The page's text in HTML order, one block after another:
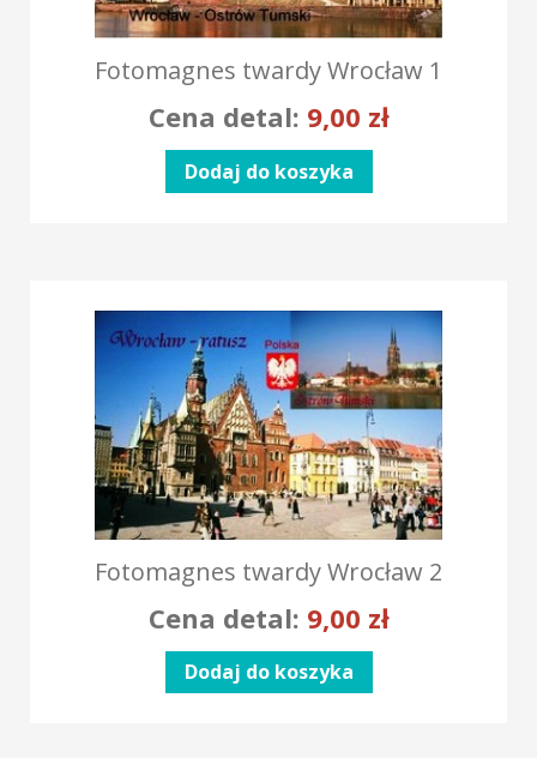
Fotomagnes twardy Wrocław 1
Cena detal: 9,00 zł
Dodaj do koszyka
Fotomagnes twardy Wrocław 2
Cena detal: 9,00 zł
Dodaj do koszyka